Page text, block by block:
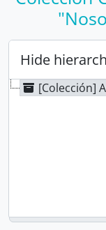
Hide
[Colección]